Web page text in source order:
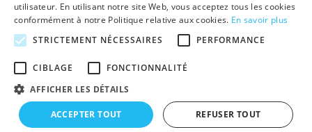
Rating des
banques
Garanties
bancaires
Fiscalité
épargne
Pièges à éviter
Ouvrir un
compte
Doublez vos
intérêts
Fonds de
protection en
Belgique
d'épargne en Belgique grâce à notre comparateur en ligne !
A propos |FAQ|Plan du site Mentions légales|Annoncer sur ce site|
Cookies
utilisateur. En utilisant notre site Web, vous acceptez tous les cookies
conformément à notre Politique relative aux cookies. En savoir plus
STRICTEMENT NÉCESSAIRES
PERFORMANCE
CIBLAGE
FONCTIONNALITÉ
AFFICHER LES DÉTAILS
ACCEPTER TOUT REFUSER TOUT